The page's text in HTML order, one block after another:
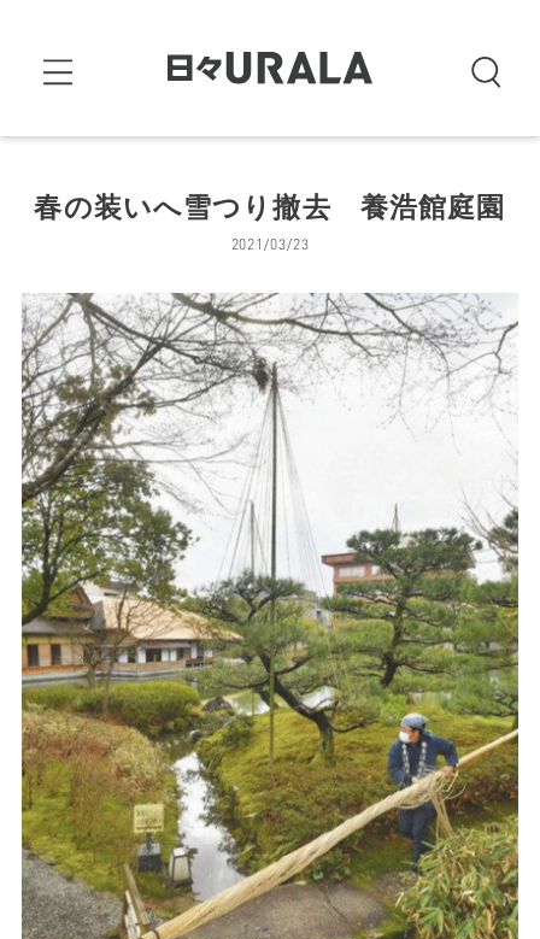
春の装いへ雪つり撤去 養浩館庭園
2021/03/23